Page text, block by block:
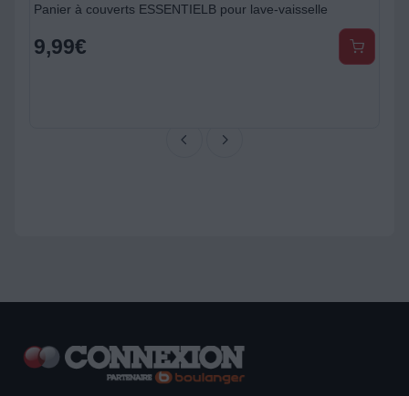
Panier à couverts ESSENTIELB pour lave-vaisselle
9,99€